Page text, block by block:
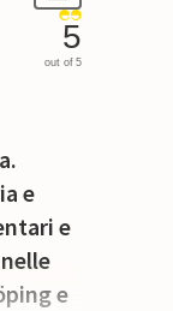
5
out of 5
e
e
e